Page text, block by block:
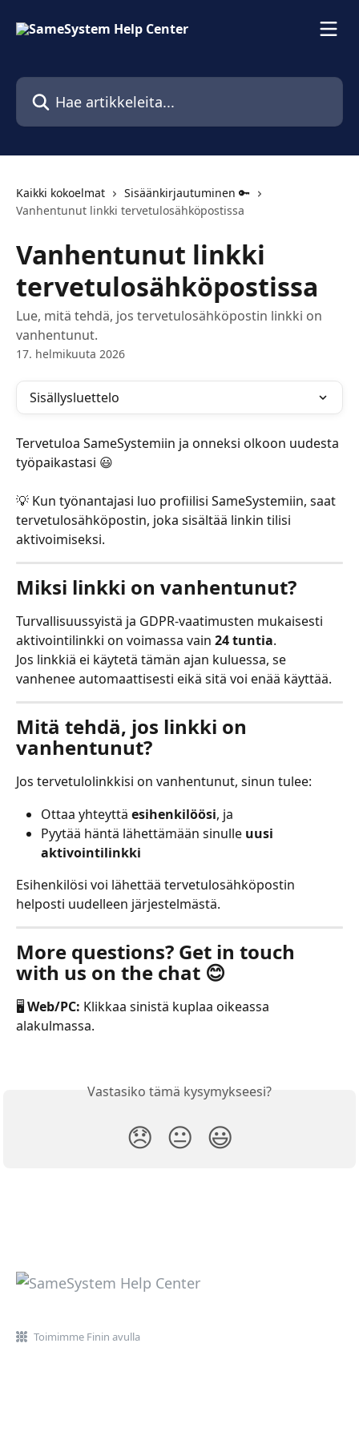
Hae artikkeleita...
Kaikki kokoelmat
Sisäänkirjautuminen 🔑
Vanhentunut linkki tervetulosähköpostissa
Vanhentunut linkki
tervetulosähköpostissa
Lue, mitä tehdä, jos tervetulosähköpostin linkki on
vanhentunut.
17. helmikuuta 2026
Sisällysluettelo
Tervetuloa SameSystemiin ja onneksi olkoon uudesta
työpaikastasi 😃
💡 Kun työnantajasi luo profiilisi SameSystemiin, saat
tervetulosähköpostin, joka sisältää linkin tilisi
aktivoimiseksi.
Miksi linkki on vanhentunut?
Turvallisuussyistä ja GDPR-vaatimusten mukaisesti
aktivointilinkki on voimassa vain 24 tuntia.
Jos linkkiä ei käytetä tämän ajan kuluessa, se
vanhenee automaattisesti eikä sitä voi enää käyttää.
Mitä tehdä, jos linkki on
vanhentunut?
Jos tervetulolinkkisi on vanhentunut, sinun tulee:
Ottaa yhteyttä esihenkilöösi, ja
Pyytää häntä lähettämään sinulle uusi
aktivointilinkki
Esihenkilösi voi lähettää tervetulosähköpostin
helposti uudelleen järjestelmästä.
More questions? Get in touch
with us on the chat 😊
🖥️ Web/PC: Klikkaa sinistä kuplaa oikeassa
alakulmassa.
Vastasiko tämä kysymykseesi?
😞 😐 😃
Toimimme Finin avulla